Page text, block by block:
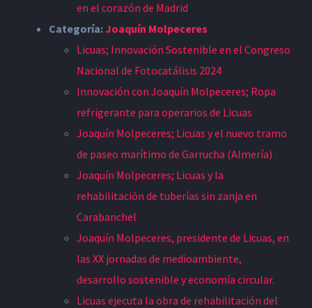
en el corazón de Madrid
Categoría:Joaquín Molpeceres
Licuas; Innovación Sostenible en el Congreso
Nacional de Fotocatálisis 2024
Innovación con Joaquín Molpeceres; Ropa
refrigerante para operarios de Licuas
Joaquín Molpeceres; Licuas y el nuevo tramo
de paseo marítimo de Garrucha (Almería)
Joaquín Molpeceres; Licuas y la
rehabilitación de tuberías sin zanja en
Carabanchel
Joaquín Molpeceres, presidente de Licuas, en
las XX jornadas de medioambiente,
desarrollo sostenible y economía circular.
Licuas ejecuta la obra de rehabilitación del